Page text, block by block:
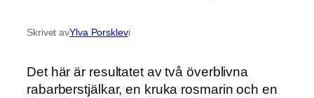
Skrivet avYlva Porsklevi
Det här är resultatet av två överblivna
rabarberstjälkar, en kruka rosmarin och en